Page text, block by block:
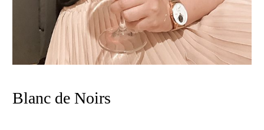
Blanc de Noirs